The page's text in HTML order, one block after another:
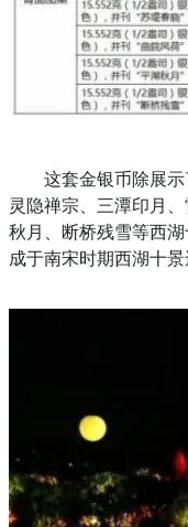
这套金银币除展示
灵隐禅宗、三潭印月
秋月、断桥残雪等西
成于南宋时期西湖十景